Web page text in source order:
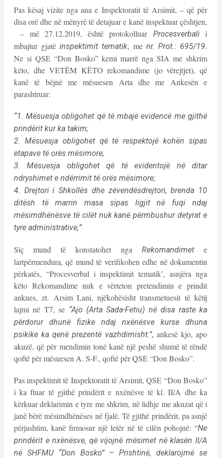
Pas kësaj vizite nga ana e Inspektoratit të Arsimit, – që për
disa orë dhe në mënyrë të detajuar e kanë inspektuar çështjen,
– më 27.12.2019, është protokolluar Procesverbalii
mbajtur gjatëinspektimit tematik, me nr. Prot.: 695/19.
Ne si QSE “Don Bosko” kemi marrë nga SIA me shkrim
këto, dhe VETËM KËTO rekomandime (jo vërejtjet), që
kanë të bëjnë me mësuesen Arta dhe me Ankesën e
parashtruar:
“1. Mësuesja obligohet që të mbajë evidencë me gjithë
prindërit kur ka takim;
2. Mësuesja obligohet që të respektojë kohën sipas
etapave të orës mësimore;
3. Mësuesja obligohet që të evidentojë në ditar
ndryshimet e ndërrimit të orës mësimore;
4. Drejtori i Shkollës dhe zëvendësdrejtori, brenda 10
ditësh të marrin masa sipas ligjit në fuqi ndaj
mësimdhënësve të cilët nuk kanë përmbushur detyrat e
tyre administrative;”
Siç mund të konstatohet nga Rekomandimete
lartpërmendura, që mund të verifikohen edhe në dokumentin
përkatës, “Procesverbal i inspektimit tematik’, asnjëra nga
këto Rekomandime nuk e vërteton pretendimin e prindit
ankues, zt. Arsim Lani, njëkohësisht transmetuesit të këtij
lajmi në T7, se “Ajo (Arta Sada-Fetiu) në disa raste ka
përdorur dhunë fizike ndaj nxënësve kurse dhuna
psikike ka qenë prezentë vazhdimisht.”, ankesë kjo, apo
akuzë, që për mendimin tonë kanë një peshë shumë të rëndë
qoftë për mësuesen A. S-F., qoftë për QSE “Don Bosko”.
Pas inspektimit të Inspektoratit të Arsimit, QSE “Don Bosko”
i ka ftuar të gjithë prindërit e nxënësve të kl. II/A dhe ka
kërkuar deklarimin e tyre me shkrim, në lidhje me akuzat që i
janë bërë mësimdhënëses në fjalë. Të gjithë prindërit, pa asnjë
përjashtim, kanë firmosur një letër në të cilën pohojnë: “Ne
prindërit e nxënësve, që vijojnë mësimet në klasën II/A
në SHFMU “Don Bosko” – Prishtinë, deklarojmë se